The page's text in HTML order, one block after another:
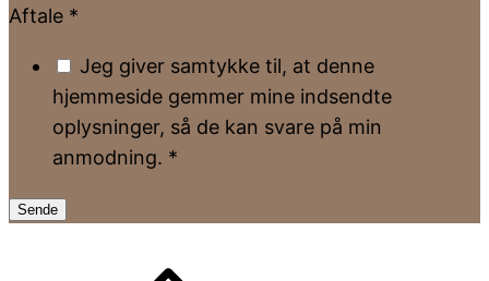
Aftale *
Jeg giver samtykke til, at denne
hjemmeside gemmer mine indsendte
oplysninger, så de kan svare på min
anmodning. *
Sende